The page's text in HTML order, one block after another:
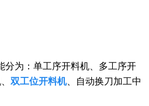
为：单工序开料机、多工序开
双工位开料机、自动换刀加工中